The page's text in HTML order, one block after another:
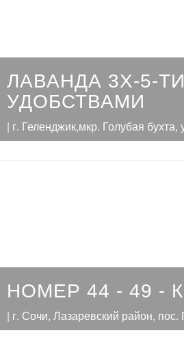
ЛАВАНДА 3Х-5-
УДОБСТВАМИ
| г. Геленджик,мкр. Голубая бухта,
НОМЕР 44 - 49 -
| г. Сочи, Лазаревский район,